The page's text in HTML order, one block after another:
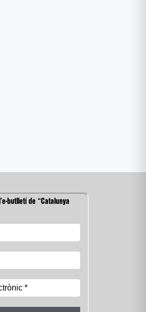
butlletí de “Catalunya